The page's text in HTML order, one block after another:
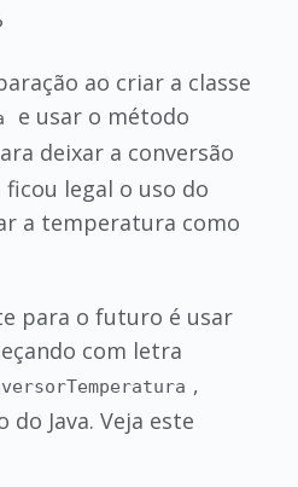
ao criar a classe
e usar o método
deixar a conversão
legal o uso do
a temperatura como
para o futuro é usar
com letra
,
do Java. Veja este